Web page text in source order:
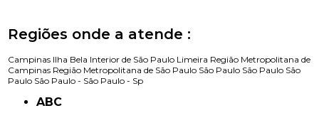
Regiões onde a atende :
Campinas Ilha Bela Interior de São Paulo Limeira Região Metropolitana de
Campinas Região Metropolitana de São Paulo São Paulo São Paulo São
Paulo São Paulo - São Paulo - Sp
ABC